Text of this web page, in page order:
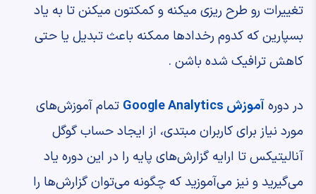
تغییرات رو طرح ریزی میکنه ‫و کمکتون میکنن تا به یاد
بسپارین که ‫کدوم رخدادها ممکنه باعث تبدیل یا حتی
‫کاهش ترافیک شده باشن .
در دورهآموزش Google Analytics
تمام آموزش‌های
مورد نیاز برای کاربران مبتدی، از ایجاد حساب گوگل
آنالیتیکس تا ارایه گزارش‌های پایه را در این دوره یاد
می‌گیرید و نیز می‌آموزید که چگونه می‌توان گزارش‌ها را